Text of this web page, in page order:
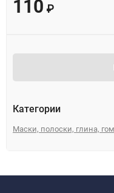
110 ₽
Категории
Маски, полоски, глина,